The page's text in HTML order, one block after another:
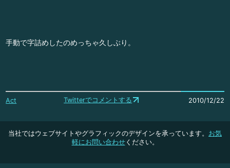
手動で字詰めしたのめっちゃ久しぶり。
Act Twitterでコメントする 2010/12/22
当社ではウェブサイトやグラフィックのデザインを承っています。 お気
軽にお問い合わせください。